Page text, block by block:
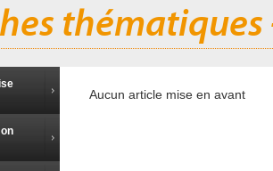
thématiques
Aucun article mise en avant